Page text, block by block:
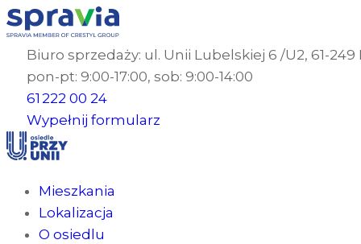
Biuro sprzedaży: ul. Unii Lubelskiej 6 /U2, 61-249
pon-pt: 9:00-17:00, sob: 9:00-14:00
61 222 00 24
Wypełnij formularz
Mieszkania
Lokalizacja
O osiedlu